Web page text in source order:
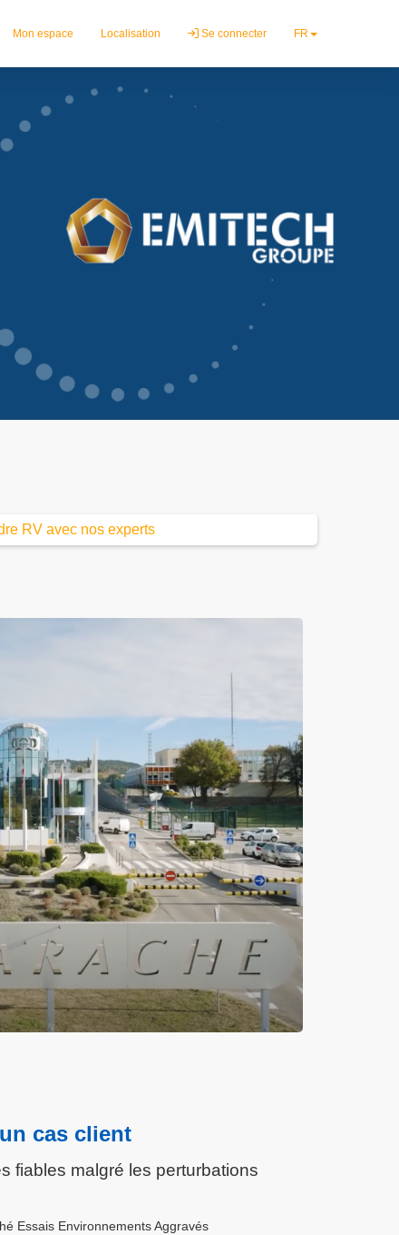
Mon espace Localisation Se connecter FR
RV avec nos experts
cas client
fiables malgré les perturbations
Essais Environnements Aggravés